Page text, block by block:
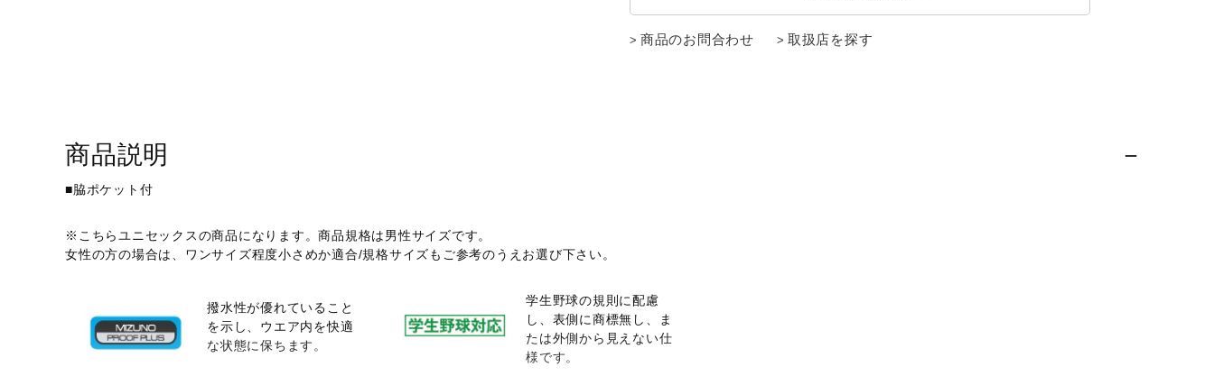
コラボ／ライセンス
商品のお問合わせ 取扱店を探す
商品説明
■脇ポケット付
※こちらユニセックスの商品になります。商品規格は男性サイズです。
女性の方の場合は、ワンサイズ程度小さめか適合/規格サイズもご参考のうえお選び下さい。
撥水性が優れていること
を示し、ウエア内を快適
な状態に保ちます。
学生野球の規則に配慮
し、表側に商標無し、ま
たは外側から見えない仕
様です。